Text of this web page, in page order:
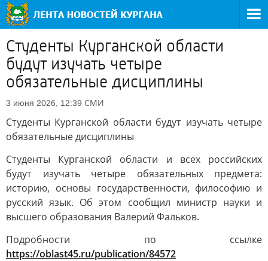
Студенты Курганской области
будут изучать четыре
обязательные дисциплины
3 июня 2026, 12:39 СМИ
Студенты Курганской области будут изучать четыре
обязательные дисциплины
Студенты Курганской области и всех российских
будут изучать четыре обязательных предмета:
историю, основы государственности, философию и
русский язык. Об этом сообщил министр науки и
высшего образования Валерий Фальков.
Подробности по ссылке
https://oblast45.ru/publication/84572